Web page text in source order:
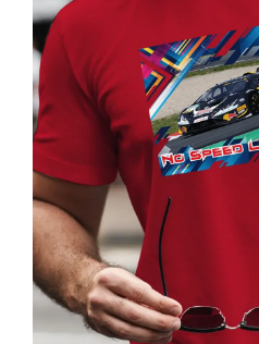
ihre
Selbstironie
Hier